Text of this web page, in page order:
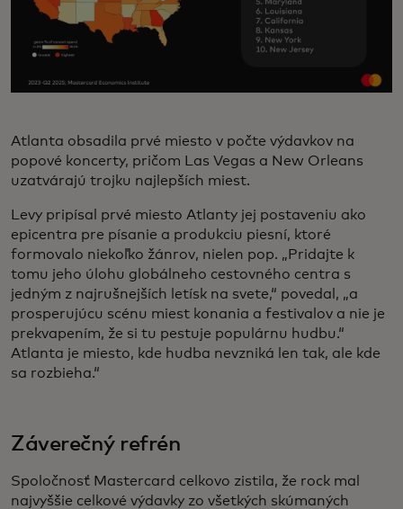
Atlanta obsadila prvé miesto v počte výdavkov na
popové koncerty, pričom Las Vegas a New Orleans
uzatvárajú trojku najlepších miest.
Levy pripísal prvé miesto Atlanty jej postaveniu ako
epicentra pre písanie a produkciu piesní, ktoré
formovalo niekoľko žánrov, nielen pop. „Pridajte k
tomu jeho úlohu globálneho cestovného centra s
jedným z najrušnejších letísk na svete,“ povedal, „a
prosperujúcu scénu miest konania a festivalov a nie je
prekvapením, že si tu pestuje populárnu hudbu.“
Atlanta je miesto, kde hudba nevzniká len tak, ale kde
sa rozbieha.“
Záverečný refrén
Spoločnosť Mastercard celkovo zistila, že rock mal
najvyššie celkové výdavky zo všetkých skúmaných